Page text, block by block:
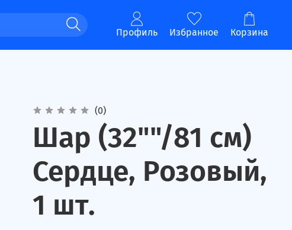
Профиль Избранное Корзина
(0)
Шар (32""/81 см)
Сердце, Розовый,
1 шт.